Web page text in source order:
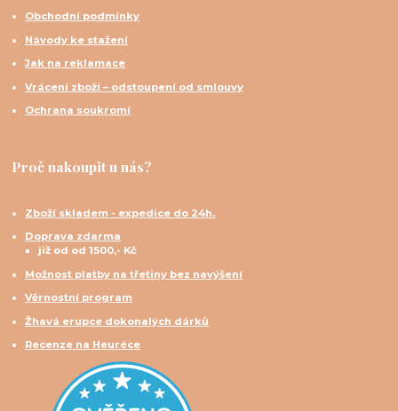
Obchodní podmínky
Návody ke stažení
Jak na reklamace
Vrácení zboží – odstoupení od smlouvy
Ochrana soukromí
Proč nakoupit u nás?
Zboží skladem - expedice do 24h.
Doprava zdarma
již od od 1500,- Kč
Možnost platby na třetiny bez navýšení
Věrnostní program
Žhavá erupce dokonalých dárků
Recenze na Heuréce